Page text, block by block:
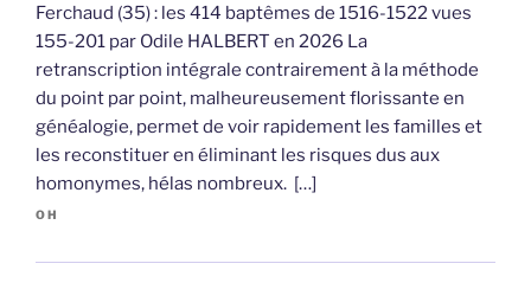
Ferchaud (35) : les 414 baptêmes de 1516-1522 vues
155-201 par Odile HALBERT en 2026 La
retranscription intégrale contrairement à la méthode
du point par point, malheureusement florissante en
généalogie, permet de voir rapidement les familles et
les reconstituer en éliminant les risques dus aux
homonymes, hélas nombreux. […]
OH